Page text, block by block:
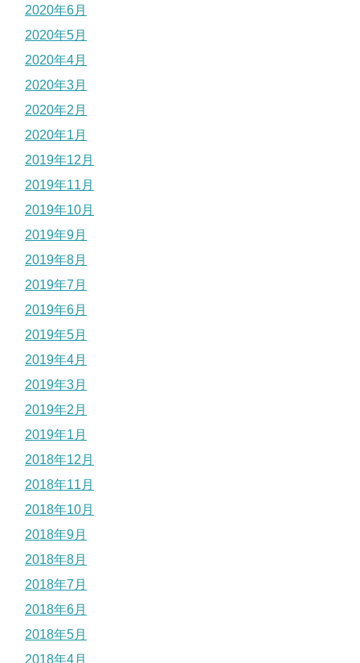
2020年6月
2020年5月
2020年4月
2020年3月
2020年2月
2020年1月
2019年12月
2019年11月
2019年10月
2019年9月
2019年8月
2019年7月
2019年6月
2019年5月
2019年4月
2019年3月
2019年2月
2019年1月
2018年12月
2018年11月
2018年10月
2018年9月
2018年8月
2018年7月
2018年6月
2018年5月
2018年4月